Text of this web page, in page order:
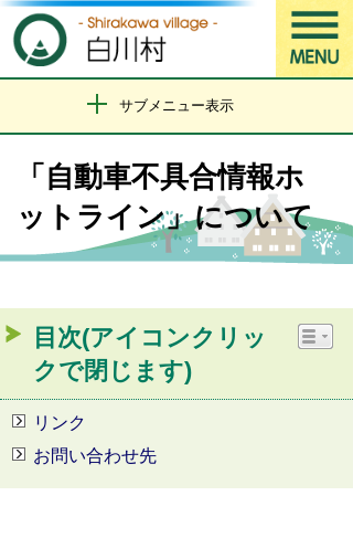
サブメニュー表示
「自動車不具合情報ホ
ットライン」について
目次(アイコンクリッ
クで閉じます)
リンク
お問い合わせ先